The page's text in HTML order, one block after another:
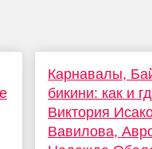
Карнавалы,
бикини: как и
Виктория
Вавилова,